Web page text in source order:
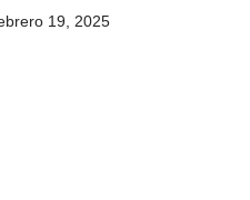
19, 2025